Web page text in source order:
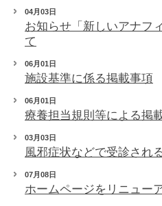
04月03日
お知らせ「新しいアナフ
て
06月01日
施設基準に係る掲載事項
06月01日
療養担当規則等による掲
03月03日
風邪症状などで受診され
07月08日
ホームページをリニュー